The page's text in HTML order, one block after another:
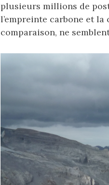
plusieurs millions de
l’empreinte carbone et
comparaison, ne